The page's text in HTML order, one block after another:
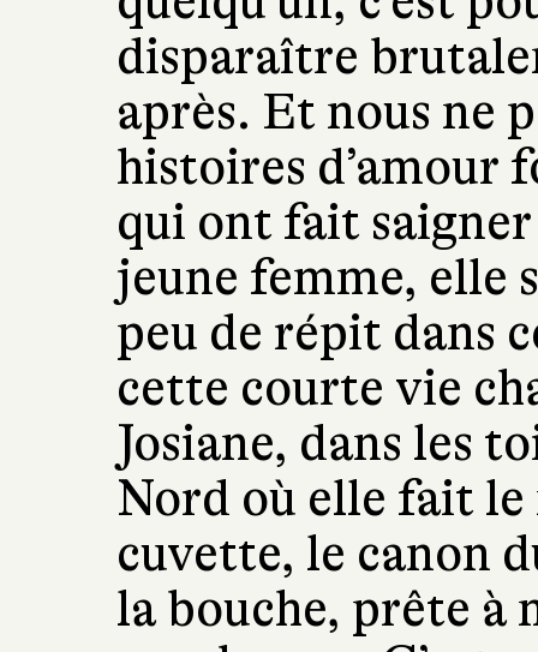
disparaître
après. Et nous ne
histoires d’amour
qui ont fait
jeune femme, elle
peu de répit dans
cette courte vie
Josiane, dans les
Nord où elle fait le
cuvette, le canon
la bouche, prête à